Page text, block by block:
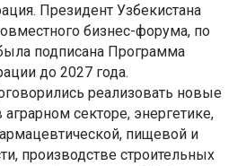
Президент Узбекистана
бизнес-форума, по
подписана Программа
до 2027 года.
реализовать новые
секторе, энергетике,
пищевой и
производстве строительных